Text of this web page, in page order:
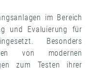
im Bereich
und Evaluierung für
Besonders
von modernen
zum Testen ihrer